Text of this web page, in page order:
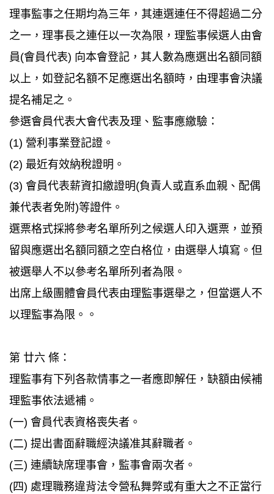
理事監事之任期均為三年，其連選連任不得超過二分
之一，理事長之連任以一次為限，理監事候選人由會
員(會員代表) 向本會登記，其人數為應選出名額同額
以上，如登記名額不足應選出名額時，由理事會決議
提名補足之。
參選會員代表大會代表及理、監事應繳驗：
(1) 營利事業登記證。
(2) 最近有效納稅證明。
(3) 會員代表薪資扣繳證明(負責人或直系血親、配偶
兼代表者免附)等證件。
選票格式採將參考名單所列之候選人印入選票，並預
留與應選出名額同額之空白格位，由選舉人填寫。但
被選舉人不以參考名單所列者為限。
出席上級團體會員代表由理監事選舉之，但當選人不
以理監事為限。。
第 廿六 條：
理監事有下列各款情事之一者應即解任，缺額由候補
理監事依法遞補。
(一) 會員代表資格喪失者。
(二) 提出書面辭職經決議准其辭職者。
(三) 連續缺席理事會，監事會兩次者。
(四) 處理職務違背法令營私舞弊或有重大之不正當行